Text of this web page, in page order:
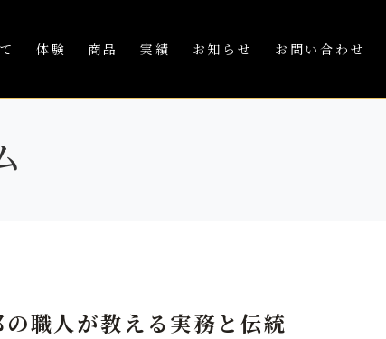
体験 商品 実績 お知らせ お問い合わせ
職人が教える実務と伝統